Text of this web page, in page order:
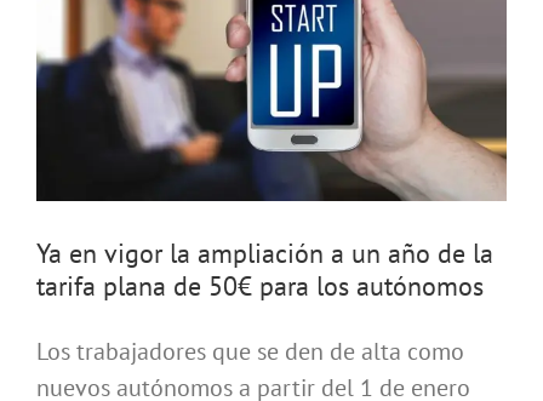
Ya en vigor la ampliación a un año de la
tarifa plana de 50€ para los autónomos
Los trabajadores que se den de alta como
nuevos autónomos a partir del 1 de enero